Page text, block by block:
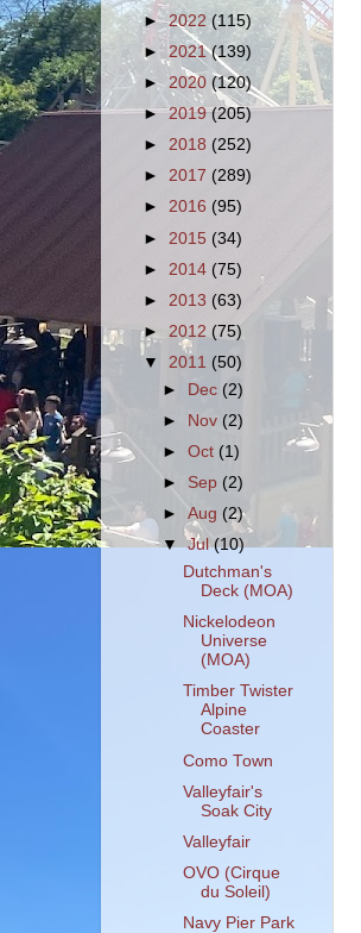
►2022(115)
► 2021(139)
► 2020 (120)
►2019(205)
► 2018 (252)
► 2017 (289)
► 2016 (95)
► 2015 (34)
► 2014 (75)
► 2013 (63)
► 2012 (75)
▼ 2011 (50)
►
Dec (2)
►
Nov (2)
►Oct (1)
► Sep(2)
►Aug(2)
▼Jul(10)
Dutchman's
Deck (MOA)
Nickelodeon
Universe
(MOA)
Timber Twister
Alpine
Coaster
Como Town
Valleyfair's
Soak City
Valleyfair
OVO (Cirque
du Soleil)
Navy Pier Park